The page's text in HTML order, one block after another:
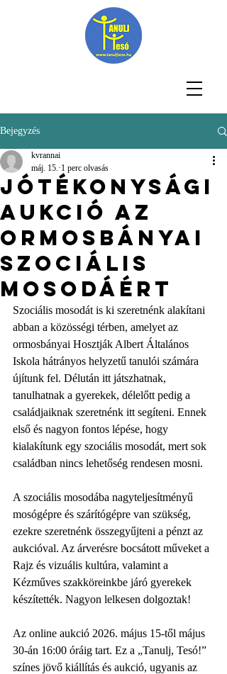
Bejegyzés
Jótékonysági
aukció az
ormosbányai
szociális
mosodáért
kvrannai
máj. 15. 1 perc olvasás
Szociális mosodát is ki szeretnénk alakítani
abban a közösségi térben, amelyet az
ormosbányai Hosztják Albert Általános
Iskola hátrányos helyzetű tanulói számára
újítunk fel. Délután itt játszhatnak,
tanulhatnak a gyerekek, délelőtt pedig a
családjaiknak szeretnénk itt segíteni. Ennek
első és nagyon fontos lépése, hogy
kialakítunk egy szociális mosodát, mert sok
családban nincs lehetőség rendesen mosni.
A szociális mosodába nagyteljesítményű
mosógépre és szárítógépre van szükség,
ezekre szeretnénk összegyűjteni a pénzt az
aukcióval. Az árverésre bocsátott műveket a
Rajz és vizuális kultúra, valamint a
Kézműves szakköreinkbe járó gyerekek
készítették. Nagyon lelkesen dolgoztak!
Az online aukció 2026. május 15-től május
30-án 16:00 óráig tart. Ez a „Tanulj, Tesó!”
színes jövő kiállítás és aukció, ugyanis az